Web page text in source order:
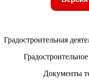
Градостроительная
Документы